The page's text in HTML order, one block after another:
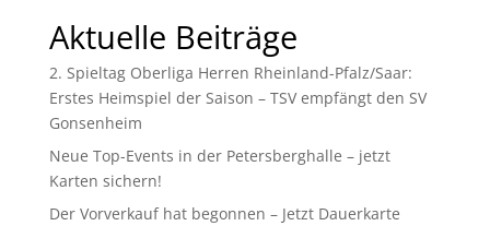
Aktuelle Beiträge
2. Spieltag Oberliga Herren Rheinland-Pfalz/Saar:
Erstes Heimspiel der Saison – TSV empfängt den SV
Gonsenheim
Neue Top-Events in der Petersberghalle – jetzt
Karten sichern!
Der Vorverkauf hat begonnen – Jetzt Dauerkarte